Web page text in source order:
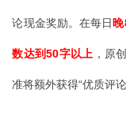
论现金奖励。在每日
数达到50字以上 ，原
准将额外获得“优质评